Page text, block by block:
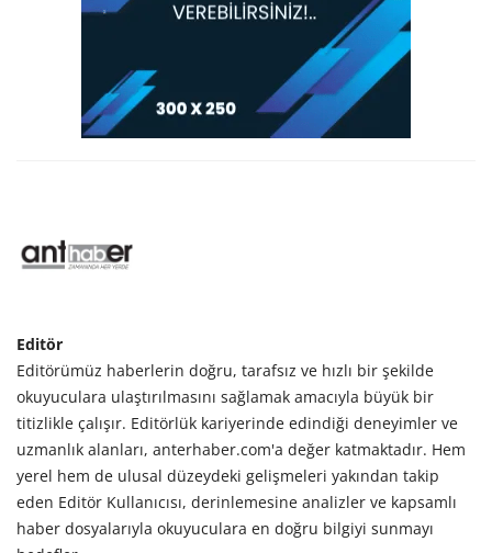
Editör
Editörümüz haberlerin doğru, tarafsız ve hızlı bir şekilde
okuyuculara ulaştırılmasını sağlamak amacıyla büyük bir
titizlikle çalışır. Editörlük kariyerinde edindiği deneyimler ve
uzmanlık alanları, anterhaber.com'a değer katmaktadır. Hem
yerel hem de ulusal düzeydeki gelişmeleri yakından takip
eden Editör Kullanıcısı, derinlemesine analizler ve kapsamlı
haber dosyalarıyla okuyuculara en doğru bilgiyi sunmayı